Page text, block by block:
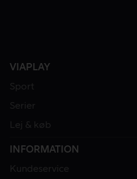
VIAPLAY
Sport
Serier
Lej & køb
INFORMATION
Kundeservice